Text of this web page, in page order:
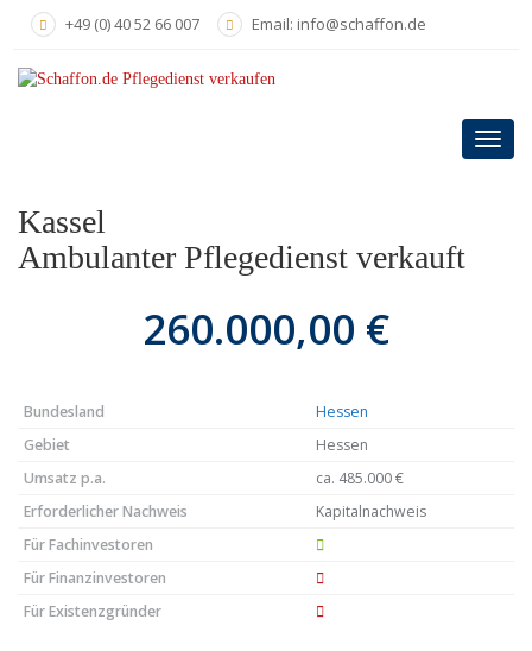
content
+49 (0) 40 52 66 007 Email: info@schaffon.de
Kassel
Ambulanter Pflegedienst verkauft
260.000,00 €
Bundesland
Hessen
Gebiet
Hessen
Umsatz p.a.
ca. 485.000 €
Erforderlicher Nachweis
Kapitalnachweis
Für Fachinvestoren
Für Finanzinvestoren
Für Existenzgründer